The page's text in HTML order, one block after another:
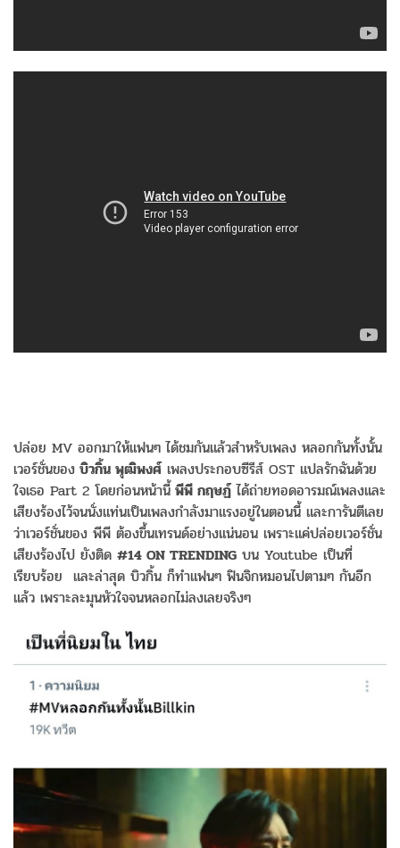
ปล่อย MV ออกมาให้แฟนๆ ได้ชมกันแล้วสำหรับเพลง หลอกกันทั้งนั้น
เวอร์ชั่นของ บิวกิ้น พุฒิพงศ์ เพลงประกอบซีรีส์ OST แปลรักฉันด้วย
ใจเธอ Part 2 โดยก่อนหน้านี้ พีพี กฤษฏ์ ได้ถ่ายทอดอารมณ์เพลงและ
เสียงร้องไว้จนนั่งแท่นเป็นเพลงกำลังมาแรงอยู่ในตอนนี้ และการันตีเลย
ว่าเวอร์ชั่นของ พีพี ต้องขึ้นเทรนด์อย่างแน่นอน เพราะแค่ปล่อยเวอร์ชั่น
เสียงร้องไป ยังติด #14 ON TRENDING บน Youtube เป็นที่
เรียบร้อย และล่าสุด บิวกิ้น ก็ทำแฟนๆ ฟินจิกหมอนไปตามๆ กันอีก
แล้ว เพราะละมุนหัวใจจนหลอกไม่ลงเลยจริงๆ